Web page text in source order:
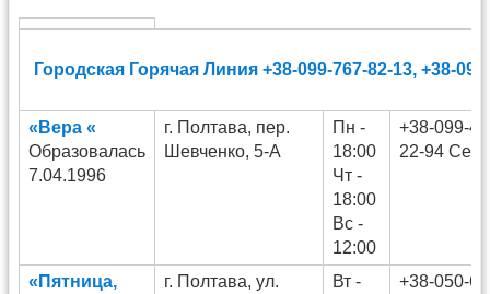
Городская Горячая Линия +38-099-767-82-13, +38-
«Вера «
Образовалась
7.04.1996
г. Полтава, пер.
Шевченко, 5-А
Пн -
18:00
Чт -
18:00
Вс -
12:00
+38-099-
22-94
«Пятница,
г. Полтава, ул.
Вт -
+38-050-